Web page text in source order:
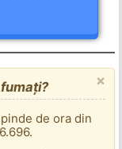
×
de ora din